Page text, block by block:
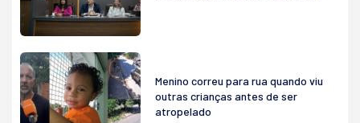
Menino correu para rua quando viu
outras crianças antes de ser
atropelado